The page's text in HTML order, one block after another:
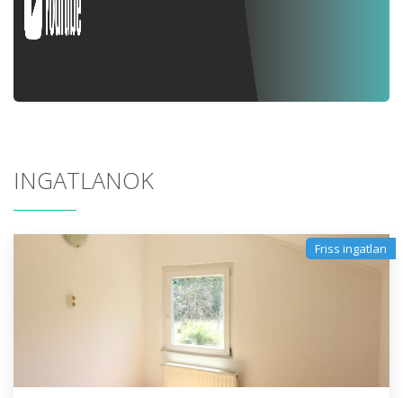
INGATLANOK
Friss ingatlan